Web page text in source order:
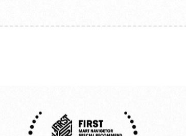
主理人特别推介